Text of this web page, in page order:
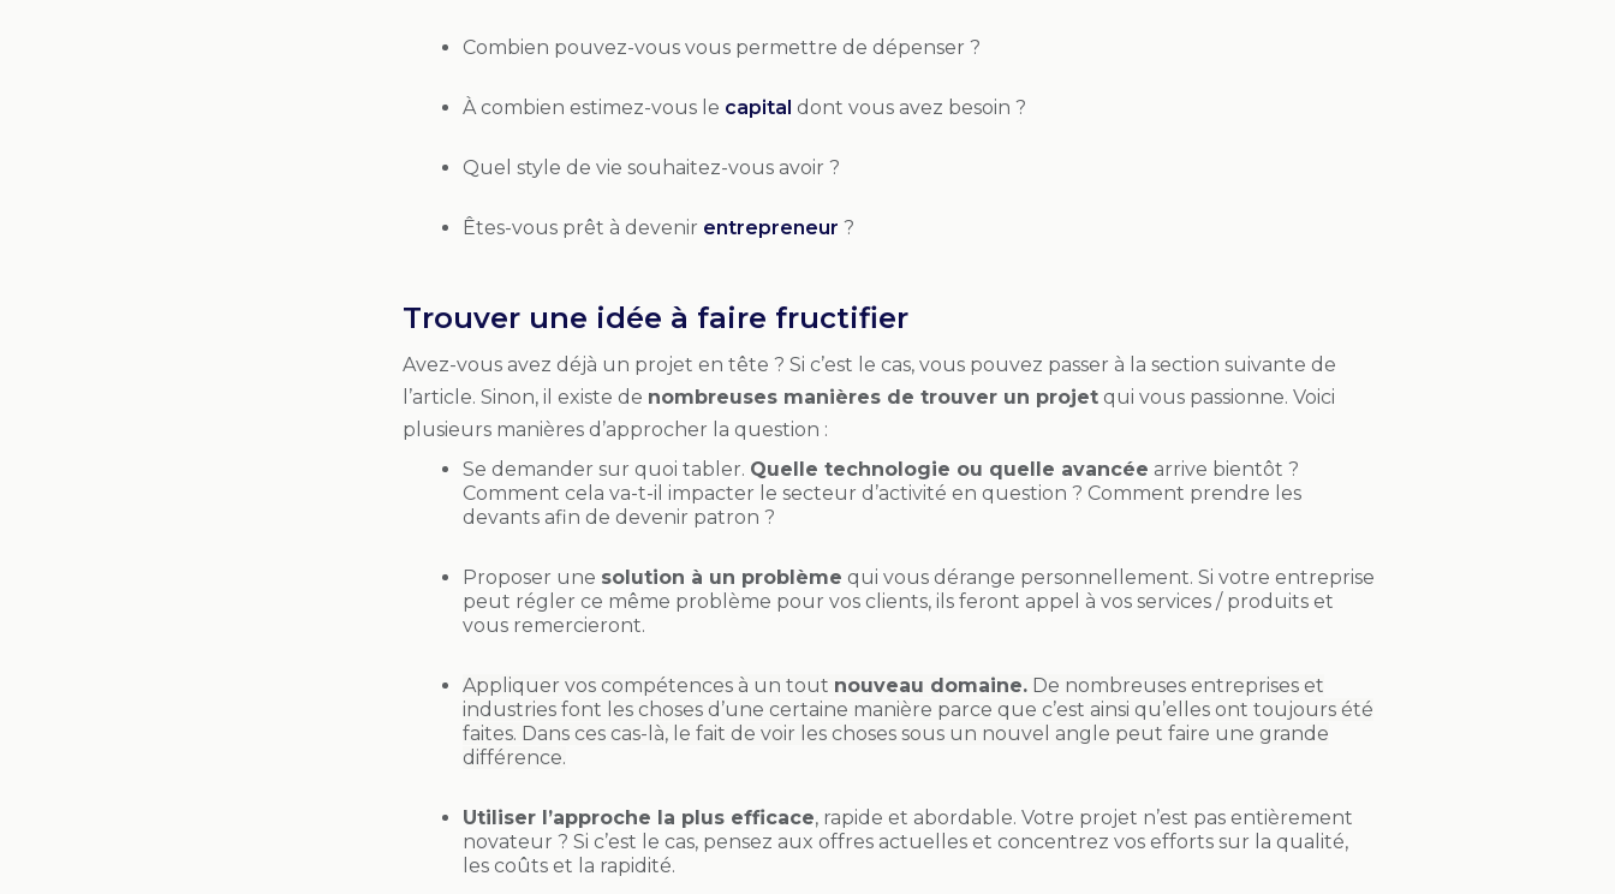
Combien pouvez-vous vous permettre de dépenser ?
À combien estimez-vous le capital dont vous avez besoin ?
Quel style de vie souhaitez-vous avoir ?
Êtes-vous prêt à devenir entrepreneur ?
Trouver une idée à faire fructifier
Avez-vous avez déjà un projet en tête ? Si c’est le cas, vous pouvez passer à la section suivante de
l’article. Sinon, il existe de nombreuses manières de trouver un projet qui vous passionne. Voici
plusieurs manières d’approcher la question :
Se demander sur quoi tabler. Quelle technologie ou quelle avancée arrive bientôt ?
Comment cela va-t-il impacter le secteur d’activité en question ? Comment prendre les
devants afin de devenir patron ?
Proposer une solution à un problème qui vous dérange personnellement. Si votre entreprise
peut régler ce même problème pour vos clients, ils feront appel à vos services / produits et
vous remercieront.
Appliquer vos compétences à un tout nouveau domaine. De nombreuses entreprises et
industries font les choses d’une certaine manière parce que c’est ainsi qu’elles ont toujours été
faites. Dans ces cas-là, le fait de voir les choses sous un nouvel angle peut faire une grande
différence.
Utiliser l’approche la plus efficace, rapide et abordable. Votre projet n’est pas entièrement
novateur ? Si c’est le cas, pensez aux offres actuelles et concentrez vos efforts sur la qualité,
les coûts et la rapidité.